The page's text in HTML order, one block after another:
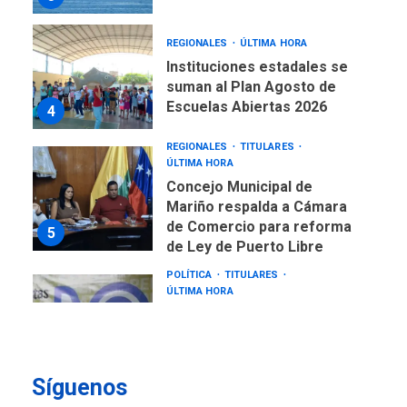
4
REGIONALES ÚLTIMA HORA
Instituciones estadales se
suman al Plan Agosto de
Escuelas Abiertas 2026
5
REGIONALES
TITULARES
ÚLTIMA HORA
Concejo Municipal de
Mariño respalda a Cámara
de Comercio para reforma
de Ley de Puerto Libre
POLÍTICA
TITULARES
ÚLTIMA HORA
Síguenos